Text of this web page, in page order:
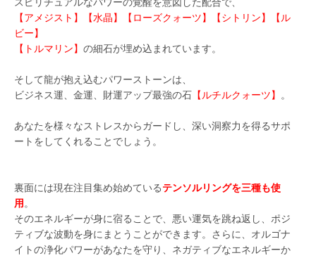
スピリチュアルなパワーの覚醒を意図した配合で、
【アメジスト】【水晶】【ローズクォーツ】【シトリン】【ル
ビー】
【トルマリン】 の細石が埋め込まれています。
そして龍が抱え込むパワーストーンは、
ビジネス運、金運、財運アップ最強の石 【ルチルクォーツ】 。
あなたを様々なストレスからガードし、深い洞察力を得るサポ
ートをしてくれることでしょう。
裏面には現在注目集め始めているテンソルリングを三種も使
用。
そのエネルギーが身に宿ることで、悪い運気を跳ね返し、ポジ
ティブな波動を身にまとうことができます。さらに、オルゴナ
イトの浄化パワーがあなたを守り、ネガティブなエネルギーか